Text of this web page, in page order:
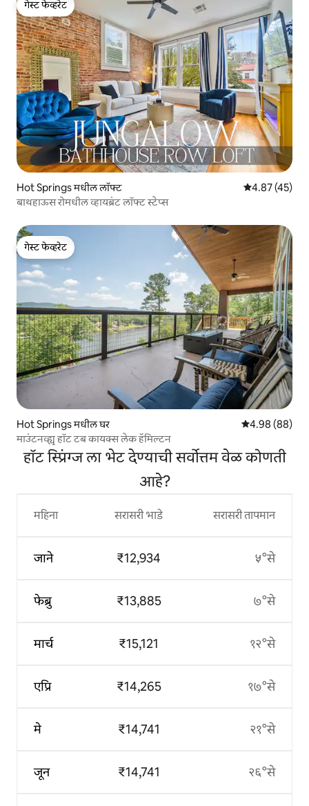
गेस्ट फेव्हरेट
गेस्ट फेव्हरेट
Hot Springs मधील लॉफ्ट 5 पैकी 4.87
4.87 (45)
बाथहाऊस रोमधील व्हायब्रंट लॉफ्ट स्टेप्स
गेस्ट फेव्हरेट
गेस्ट फेव्हरेट
Hot Springs मधील घर 5 पैकी 4.98
4.98 (88)
माउंटनव्ह्यू हॉट टब कायक्स लेक हॅमिल्टन
हॉट स्प्रिंग्ज ला भेट देण्याची सर्वोत्तम वेळ कोणती
आहे?
महिना
जाने
फेब्रु
मार्च
एप्रि
मे
जून
सरासरी भाडे
₹12,934
₹13,885
₹15,121
₹14,265
₹14,741
₹14,741
सरासरी तापमान
५°से
७°से
१२°से
१७°से
२१°से
२६°से